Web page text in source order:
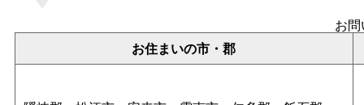
お
お住まいの市・郡